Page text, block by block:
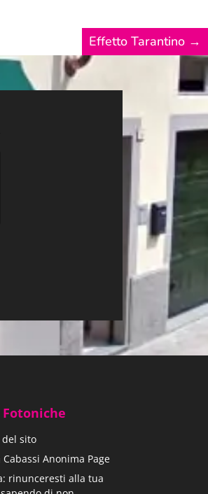
Effetto Tarantino →
Fotoniche
sito
Anonima Page
rinunceresti alla tua